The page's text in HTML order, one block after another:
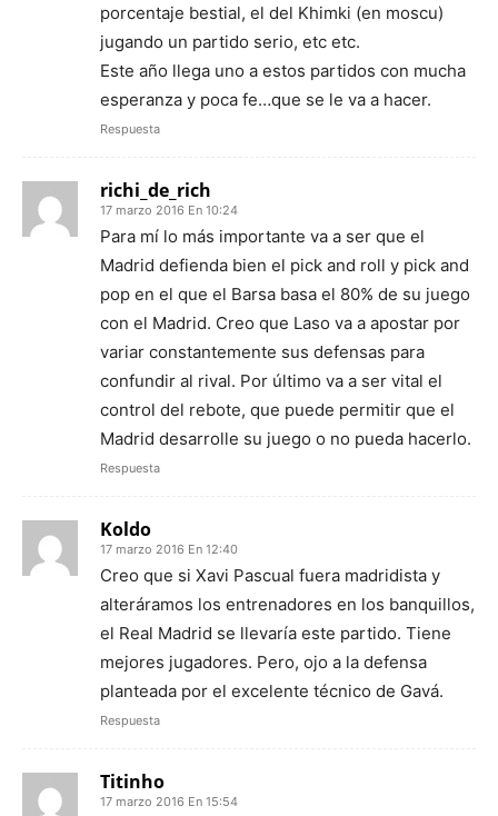
porcentaje bestial, el del Khimki (en moscu)
jugando un partido serio, etc etc.
Este año llega uno a estos partidos con mucha
esperanza y poca fe…que se le va a hacer.
Respuesta
richi_de_rich
17 marzo 2016 En 10:24
Para mí lo más importante va a ser que el
Madrid defienda bien el pick and roll y pick and
pop en el que el Barsa basa el 80% de su juego
con el Madrid. Creo que Laso va a apostar por
variar constantemente sus defensas para
confundir al rival. Por último va a ser vital el
control del rebote, que puede permitir que el
Madrid desarrolle su juego o no pueda hacerlo.
Respuesta
Koldo
17 marzo 2016 En 12:40
Creo que si Xavi Pascual fuera madridista y
alteráramos los entrenadores en los banquillos,
el Real Madrid se llevaría este partido. Tiene
mejores jugadores. Pero, ojo a la defensa
planteada por el excelente técnico de Gavá.
Respuesta
Titinho
17 marzo 2016 En 15:54